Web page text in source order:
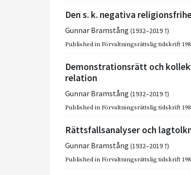
Den s. k. negativa
Gunnar Bramstång (1932–2019 †)
Published inFörvaltningsrättslig tidskrift
Demonstrationsrätt och
relation
Gunnar Bramstång (1932–2019 †)
Published inFörvaltningsrättslig tidskrift
Rättsfallsanalyser och
Gunnar Bramstång (1932–2019 †)
Published inFörvaltningsrättslig tidskrift